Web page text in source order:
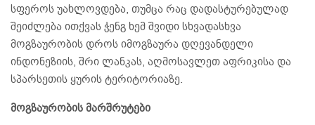
სფეროს უახლოვდება, თუმცა რაც დადასტურებულად
შეიძლება ითქვას ჭენგ ხემ შვიდი სხვადასხვა
მოგზაურობის დროს იმოგზაურა დღევანდელი
ინდონეზიის, შრი ლანკას, აღმოსავლეთ აფრიკისა და
სპარსეთის ყურის ტერიტორიაზე.
მოგზაურობის მარშრუტები